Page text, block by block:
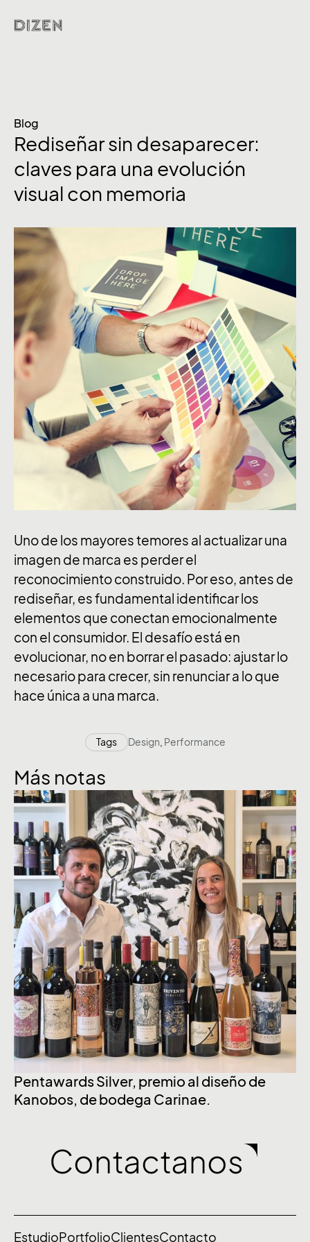
Blog
Rediseñar sin desaparecer:
claves para una evolución
visual con memoria
Uno de los mayores temores al actualizar una
imagen de marca es perder el
reconocimiento construido. Por eso, antes de
rediseñar, es fundamental identificar los
elementos que conectan emocionalmente
con el consumidor. El desafío está en
evolucionar, no en borrar el pasado: ajustar lo
necesario para crecer, sin renunciar a lo que
hace única a una marca.
Tags Design Performance
Más notas
Pentawards Silver, premio al diseño de
Kanobos, de bodega Carinae.
Contactanos
EstudioPortfolioClientesContacto